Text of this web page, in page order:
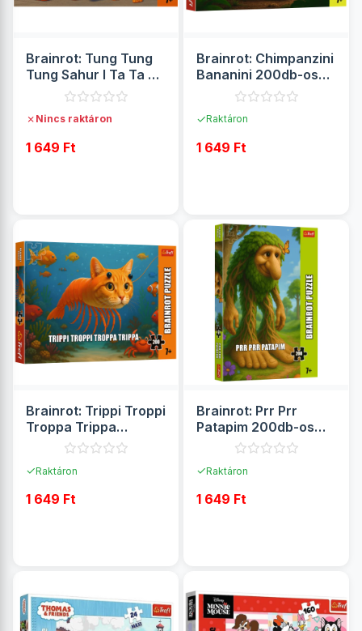
Brainrot: Tung Tung
Tung Sahur I Ta Ta Ta
Sahur 200db-os
puzzle
✗ Nincs raktáron
1 649 Ft
Brainrot: Chimpanzini
Bananini 200db-os
puzzle
✓Raktáron
1 649 Ft
Brainrot: Trippi Troppi
Troppa Trippa
200db-os puzzle
✓Raktáron
1 649 Ft
Brainrot: Prr Prr
Patapim 200db-os
puzzle
✓Raktáron
1 649 Ft